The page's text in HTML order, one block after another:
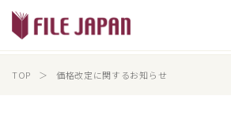
TOP 価格改定に関するお知らせ